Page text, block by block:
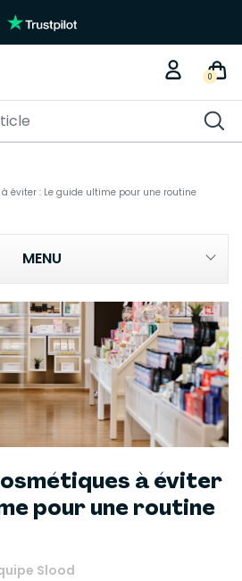
0
éviter : Le guide ultime pour une routine
MENU
à éviter
pour une routine
Slood